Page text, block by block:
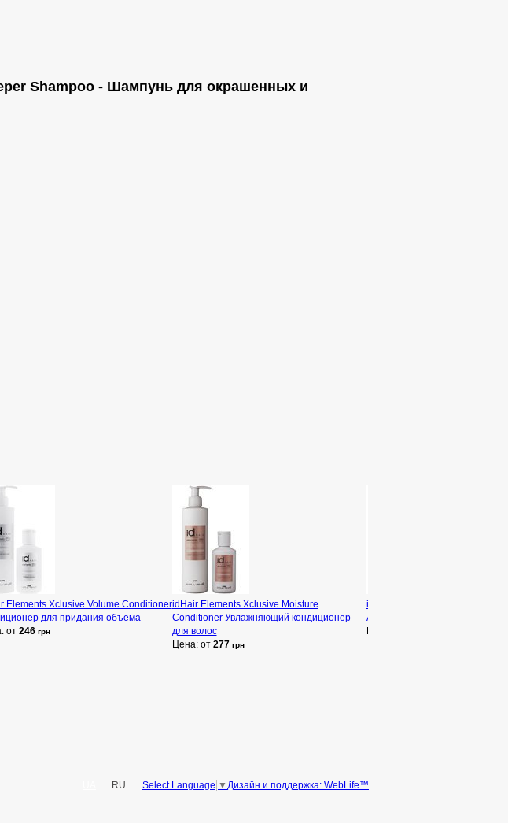
Shampoo - Шампунь для окрашенных и
Elements Xclusive Volume Conditioner
для придания объема
от 246 грн
idHair Elements Xclusive Moisture
Conditioner Увлажняющий кондиционер
для волос
Цена: от 277 грн
idHair Creative Active Hair &
Активный шампунь для волос
Дизайн и поддержка: WebLife™
Select Language ▼
RU